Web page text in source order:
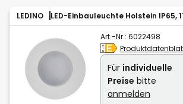
LEDINO LED-Einbauleuchte Holstein IP65,
Art.-Nr.: 6022498
Für individuelle
Preise bitte
anmelden